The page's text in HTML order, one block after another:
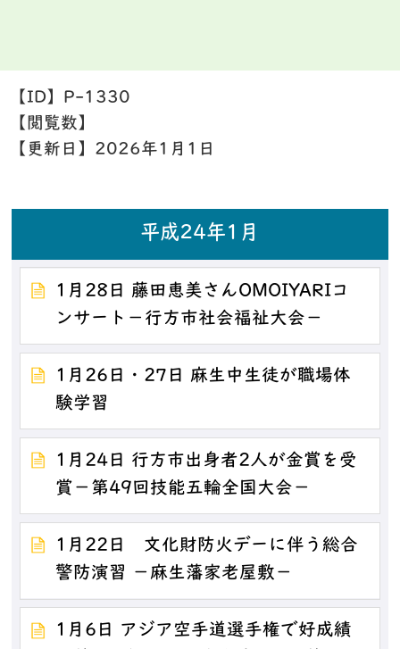
【ID】 P-1330
【閲覧数】
【更新日】 2026年1月1日
平成24年1月
1月28日 藤田恵美さんOMOIYARIコ
ンサート－行方市社会福祉大会－
1月26日・27日 麻生中生徒が職場体
験学習
1月24日 行方市出身者2人が金賞を受
賞－第49回技能五輪全国大会－
1月22日 文化財防火デーに伴う総合
警防演習 －麻生藩家老屋敷－
1月6日 アジア空手道選手権で好成績